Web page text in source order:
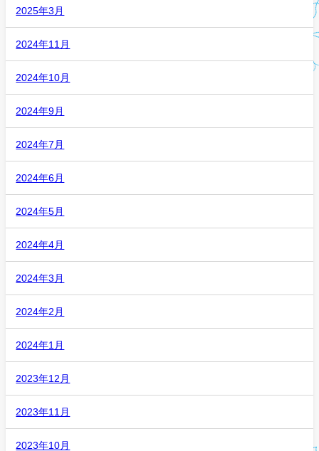
2025年3月
2024年11月
2024年10月
2024年9月
2024年7月
2024年6月
2024年5月
2024年4月
2024年3月
2024年2月
2024年1月
2023年12月
2023年11月
2023年10月